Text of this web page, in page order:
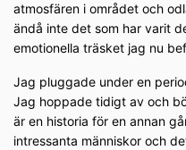
atmosfären i området och
ändå inte det som har varit
emotionella träsket jag nu
Jag pluggade under en
Jag hoppade tidigt av och
är en historia för en annan
intressanta människor och